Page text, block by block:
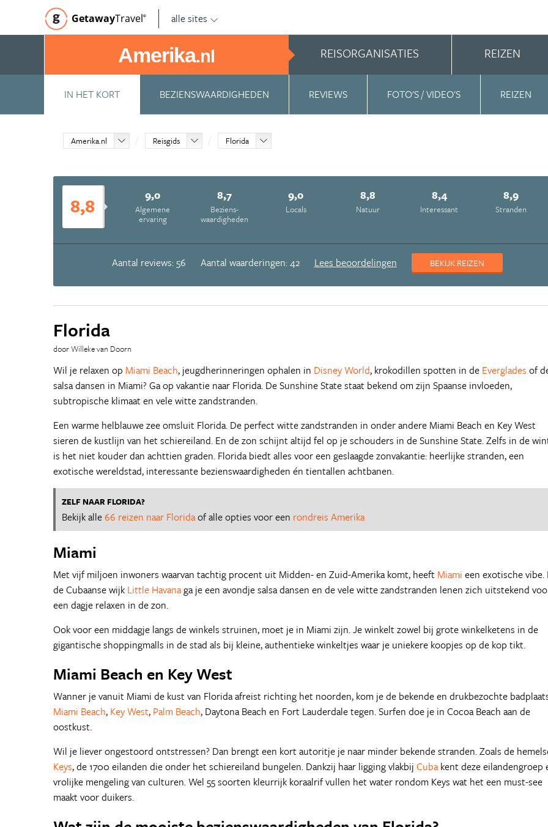
GetawayTravel© alle sites
Amerika.nl REISORGANISATIES REIZEN
IN HET KORT BEZIENSWAARDIGHEDEN REVIEWS FOTO'S / VIDEO'S REIZEN
Amerika.nl Reisgids Florida
8,8 9,0
Algemene
ervaring
8,7
Beziens­
waardigheden
9,0
Locals
8,8
Natuur
8,4
Interessant
8,9
Stranden
Aantal reviews: 56 Aantal waarderingen: 42 Lees beoordelingen BEKIJK REIZEN
Florida
door Willeke van Doorn
Wil je relaxen op Miami Beach, jeugdherinneringen ophalen in Disney World, krokodillen spotten in de Everglades of
salsa dansen in Miami? Ga op vakantie naar Florida. De Sunshine State staat bekend om zijn Spaanse invloeden,
subtropische klimaat en vele witte zandstranden.
Een warme helblauwe zee omsluit Florida. De perfect witte zandstranden in onder andere Miami Beach en Key West
sieren de kustlijn van het schiereiland. En de zon schijnt altijd fel op je schouders in de Sunshine State. Zelfs in de
is het niet kouder dan achttien graden. Florida biedt alles voor een geslaagde zonvakantie: heerlijke stranden, een
exotische wereldstad, interessante bezienswaardigheden én tientallen achtbanen.
ZELF NAAR FLORIDA?
Bekijk alle66 reizen naar Floridaof alle opties voor een rondreis Amerika
Miami
Met vijf miljoen inwoners waarvan tachtig procent uit Midden- en Zuid-Amerika komt, heeft Miami een exotische vibe.
de Cubaanse wijk Little Havanaga je een avondje salsa dansen en de vele witte zandstranden lenen zich uitstekend
een dagje relaxen in de zon.
Ook voor een middagje langs de winkels struinen, moet je in Miami zijn. Je winkelt zowel bij grote winkelketens in de
gigantische shoppingmalls in de stad als bij kleine, authentieke winkeltjes waar je uniekere koopjes op de kop tikt.
Miami Beach en Key West
Wanner je vanuit Miami de kust van Florida afreist richting het noorden, kom je de bekende en drukbezochte
Miami Beach, Key West, Palm Beach, Daytona Beach en Fort Lauderdale tegen. Surfen doe je in Cocoa Beach aan de
oostkust.
Wil je liever ongestoord ontstressen? Dan brengt een kort autoritje je naar minder bekende stranden. Zoals de
Keys, de 1700 eilanden die onder het schiereiland bungelen. Dankzij haar ligging vlakbij Cuba kent deze eilandengroep
vrolijke mengeling van culturen. Wel 55 soorten kleurrijk koraalrif vullen het water rondom Keys wat het een must-see
maakt voor duikers.